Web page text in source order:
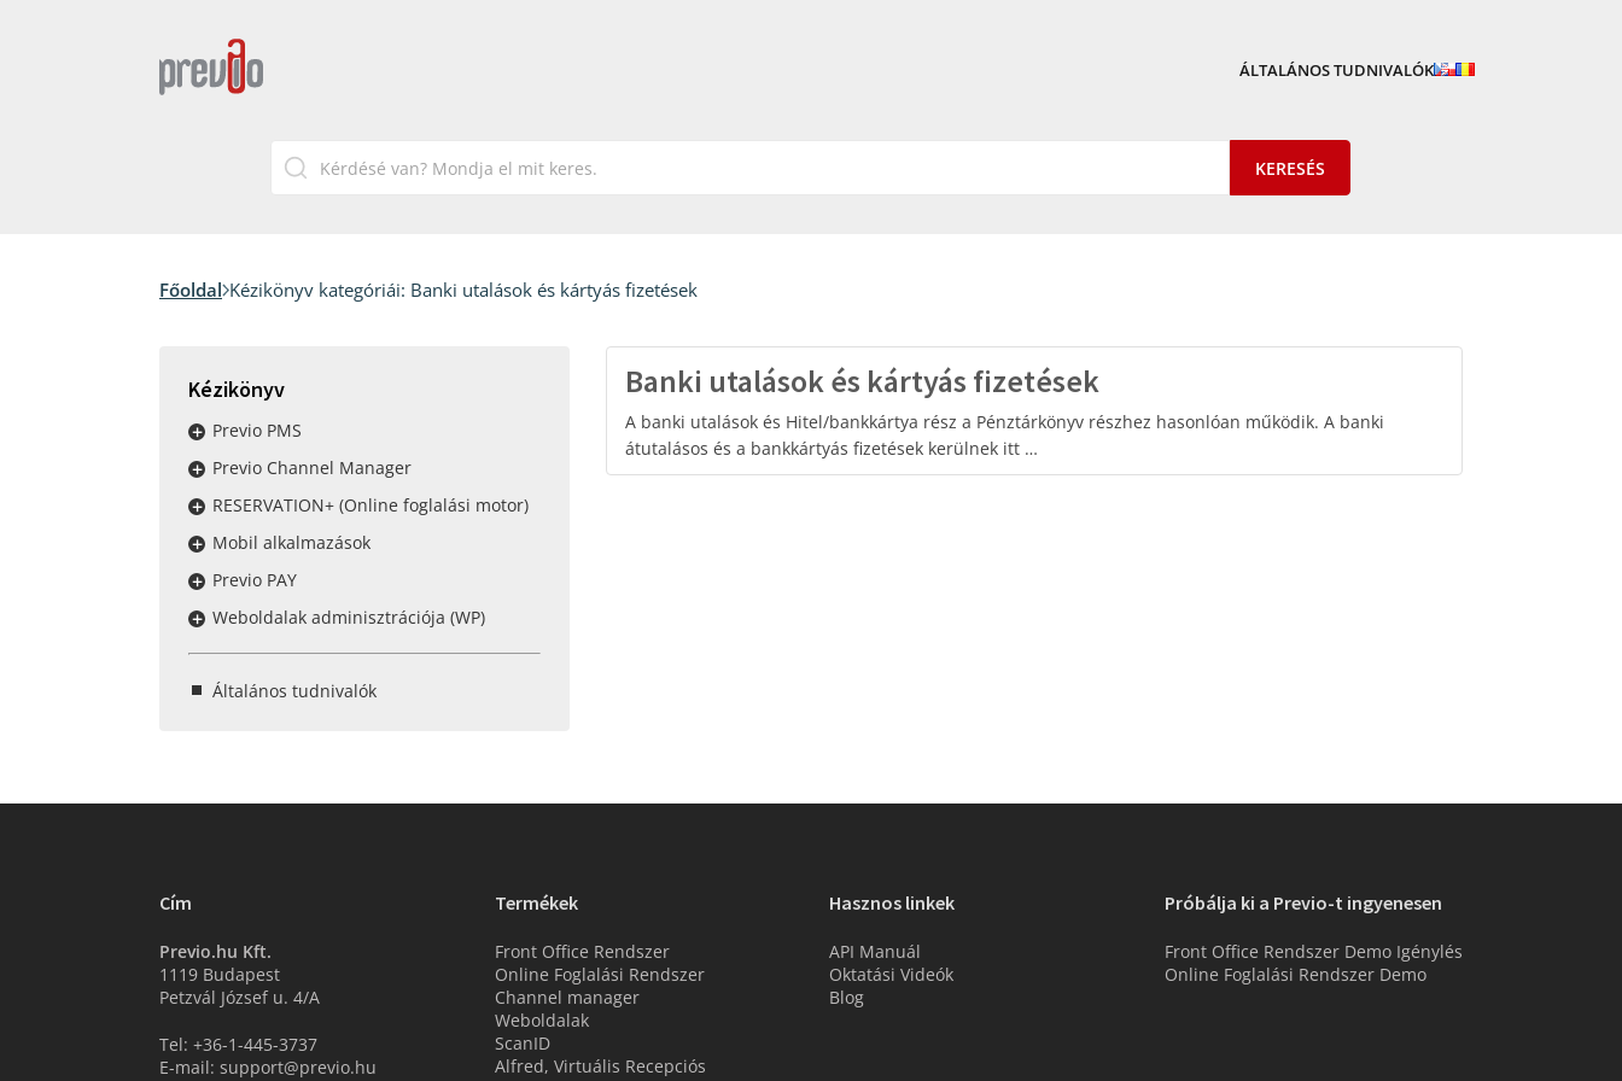
ÁLTALÁNOS TUDNIVALÓK
Főoldal Kézikönyv kategóriái: Banki utalások és kártyás fizetések
Kézikönyv
Previo PMS
Previo Channel Manager
RESERVATION+ (Online foglalási motor)
Mobil alkalmazások
Previo PAY
Weboldalak adminisztrációja (WP)
Általános tudnivalók
Banki utalások és kártyás fizetések
A banki utalások és Hitel/bankkártya rész a Pénztárkönyv részhez hasonlóan működik. A banki
átutalásos és a bankkártyás fizetések kerülnek itt …
Cím
Previo.hu Kft.
1119 Budapest
Petzvál József u. 4/A
Tel: +36-1-445-3737
E-mail: support@previo.hu
Termékek
Front Office Rendszer
Online Foglalási Rendszer
Channel manager
Weboldalak
ScanID
Alfred, Virtuális Recepciós
Hasznos linkek
API Manuál
Oktatási Videók
Blog
Próbálja ki a Previo-t ingyenesen
Front Office Rendszer Demo Igénylés
Online Foglalási Rendszer Demo